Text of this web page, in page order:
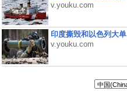
v.youku.com
印度撕毁和以色列大单
v.youku.com